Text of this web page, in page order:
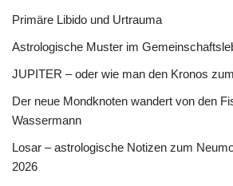
Primäre Libido und Urtrauma
Astrologische Muster im
JUPITER – oder wie man den Kronos
Der neue Mondknoten wandert von den
Wassermann
Losar – astrologische Notizen zum
2026